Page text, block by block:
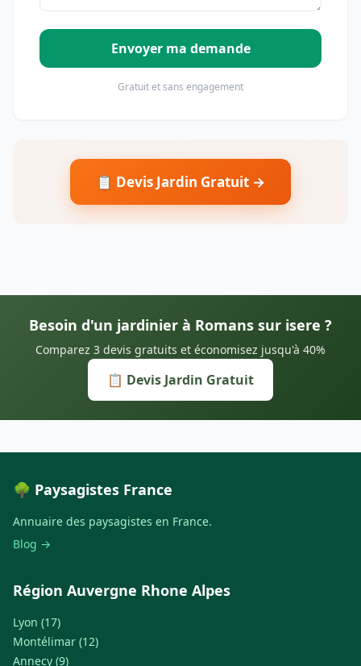
Envoyer ma demande
Gratuit et sans engagement
📋 Devis Jardin Gratuit →
Besoin d'un jardinier à Romans sur isere ?
Comparez 3 devis gratuits et économisez jusqu'à 40%
📋 Devis Jardin Gratuit
🌳 Paysagistes France
Annuaire des paysagistes en France.
Blog →
Région Auvergne Rhone Alpes
Lyon (17)
Montélimar (12)
Annecy (9)